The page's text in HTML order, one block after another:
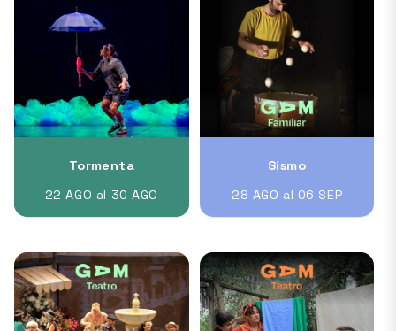
Tormenta
22 AGO al 30 AGO
Sismo
28 AGO al 06 SEP